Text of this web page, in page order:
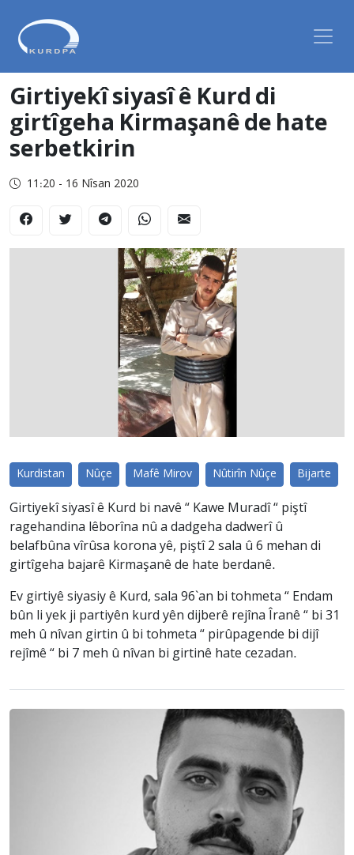
Girtiyekî siyasî ê Kurd di
girtîgeha Kirmaşanê de hate
serbetkirin
11:20 - 16 Nîsan 2020
Kurdistan Nûçe Mafê Mirov Nûtirîn Nûçe Bijarte
Girtiyekî siyasî ê Kurd bi navê “ Kawe Muradî “ piştî
ragehandina lêborîna nû a dadgeha dadwerî û
belafbûna vîrûsa korona yê, piştî 2 sala û 6 mehan di
girtîgeha bajarê Kirmaşanê de hate berdanê.
Ev girtiyê siyasiy ê Kurd, sala 96`an bi tohmeta “ Endam
bûn li yek ji partiyên kurd yên dijberê rejîna Îranê “ bi 31
meh û nîvan girtin û bi tohmeta “ pirûpagende bi dijî
rejîmê “ bi 7 meh û nîvan bi girtinê hate cezadan.